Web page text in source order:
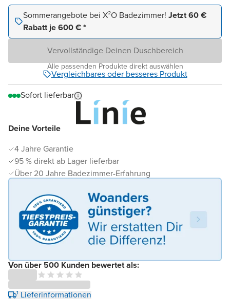
Deine Vorteile
4 Jahre Garantie
95 % direkt ab Lager lieferbar
Über 20 Jahre Badezimmer-Erfahrung
Von über 500 Kunden bewertet als:
¹ Lieferinformationen
Sommerangebote bei X²O Badezimmer! Jetzt 60 €
Rabatt je 600 € *
Vervollständige Deinen Duschbereich
Alle passenden Produkte direkt auswählen
Vergleichbares oder besseres Produkt
Sofort lieferbar